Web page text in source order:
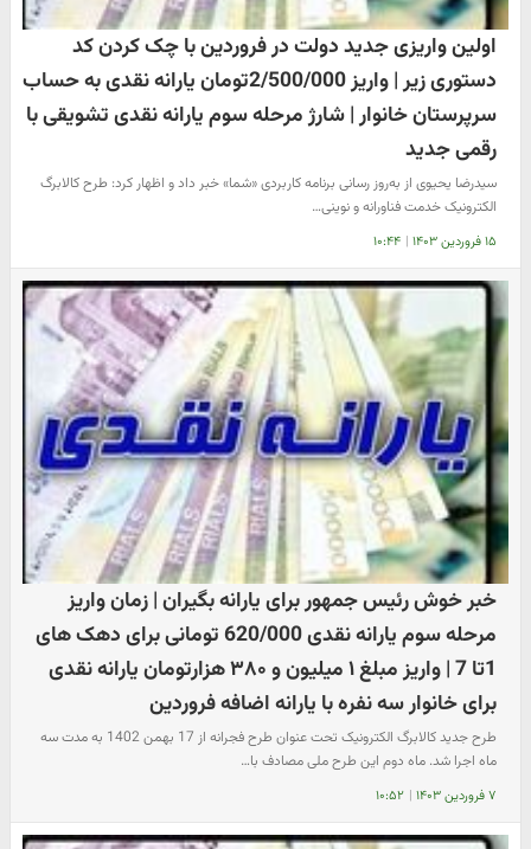
اولین واریزی جدید دولت در فروردین با چک کردن کد
دستوری زیر | واریز 2/500/000تومان یارانه نقدی به حساب
سرپرستان خانوار | شارژ مرحله سوم یارانه نقدی تشویقی با
رقمی جدید
سیدرضا یحیوی از به‌روز رسانی برنامه کاربردی «شما» خبر داد و اظهار کرد: طرح کالابرگ
الکترونیک خدمت فناورانه و نوینی…
۱۵ فروردین ۱۴۰۳ | ۱۰:۴۴
خبر خوش رئیس جمهور برای یارانه بگیران | زمان واریز
مرحله سوم یارانه نقدی 620/000 تومانی برای دهک های
1تا 7 | واریز مبلغ ۱ میلیون و ۳۸۰ هزارتومان یارانه نقدی
برای خانوار سه نفره با یارانه اضافه فروردین
طرح جدید کالابرگ الکترونیک تحت عنوان طرح فجرانه از 17 بهمن 1402 به مدت سه
ماه اجرا شد. ماه دوم این طرح ملی مصادف با…
۷ فروردین ۱۴۰۳ | ۱۰:۵۲